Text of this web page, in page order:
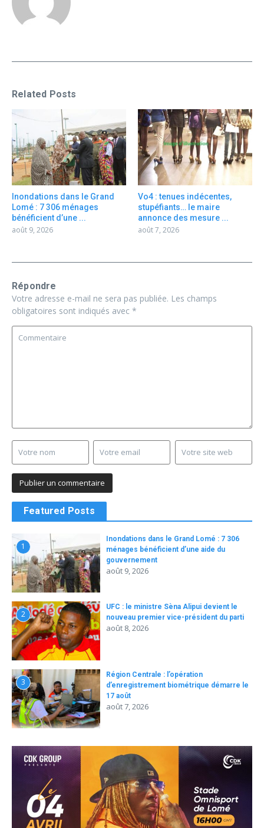
Related Posts
Inondations dans le Grand
Lomé : 7 306 ménages
bénéficient d’une ...
août 9, 2026
Vo4 : tenues indécentes,
stupéfiants… le maire
annonce des mesure ...
août 7, 2026
Répondre
Votre adresse e-mail ne sera pas publiée. Les champs
obligatoires sont indiqués avec *
Featured Posts
1
Inondations dans le Grand Lomé : 7 306
ménages bénéficient d’une aide du
gouvernement
août 9, 2026
2
UFC : le ministre Sèna Alipui devient le
nouveau premier vice-président du parti
août 8, 2026
3
Région Centrale : l’opération
d’enregistrement biométrique démarre le
17 août
août 7, 2026